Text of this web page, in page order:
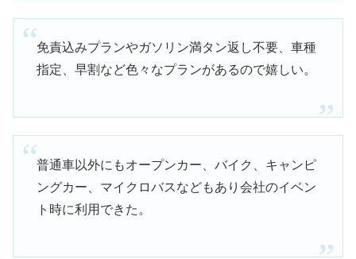
免責込みプランやガソリン満タン返し不要、車種
指定、早割など色々なプランがあるので嬉しい。
普通車以外にもオープンカー、バイク、キャンピ
ングカー、マイクロバスなどもあり会社のイベン
ト時に利用できた。